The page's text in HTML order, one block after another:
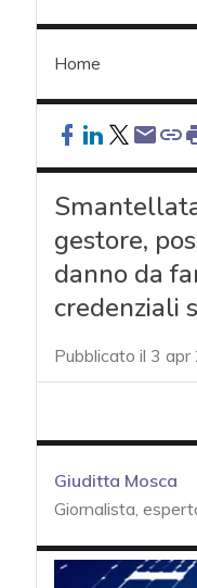
Home
gestore,
danno da
credenziali
Pubblicato il 3
Giuditta Mosca
Giornalista,